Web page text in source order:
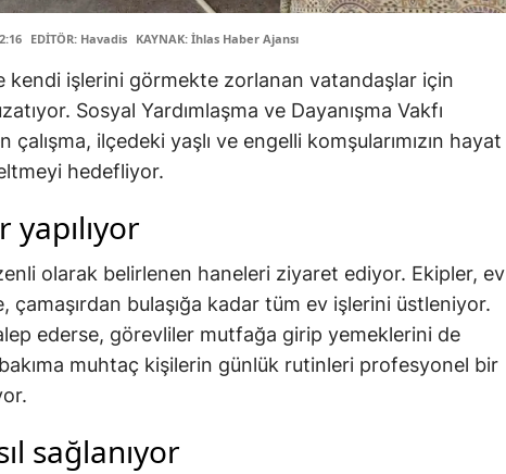
EDİTÖR: Havadis KAYNAK: İhlas Haber Ajansı
kendi işlerini görmekte zorlanan vatandaşlar için
Sosyal Yardımlaşma ve Dayanışma Vakfı
çalışma, ilçedeki yaşlı ve engelli komşularımızın hayat
hedefliyor.
olarak belirlenen haneleri ziyaret ediyor. Ekipler, ev
çamaşırdan bulaşığa kadar tüm ev işlerini üstleniyor.
ederse, görevliler mutfağa girip yemeklerini de
bakıma muhtaç kişilerin günlük rutinleri profesyonel bir
sağlanıyor